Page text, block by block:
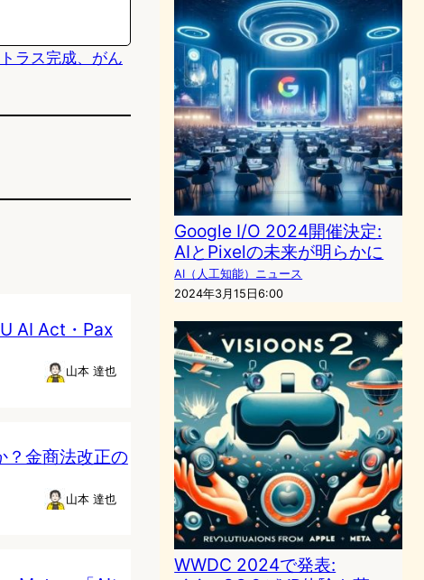
ラス完成、がん
AI Act・Pax
山本 達也
？金商法改正の
山本 達也
Google I/O 2024開催決定:
AIとPixelの未来が明らかに
AI（人工知能）ニュース
2024年3月15日6:00
WWDC 2024で発表: